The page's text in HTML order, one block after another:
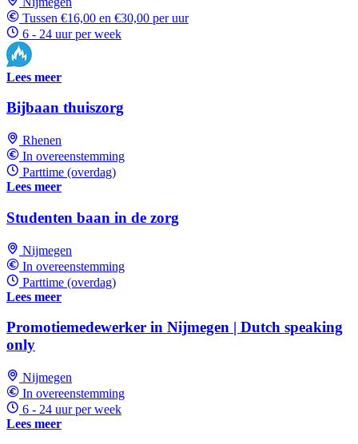
Tussen €16,00 en €30,00 per uur
6 - 24 uur per week
Lees meer
Bijbaan thuiszorg
Rhenen
In overeenstemming
Parttime (overdag)
Lees meer
Studenten baan in de zorg
Nijmegen
In overeenstemming
Parttime (overdag)
Lees meer
Promotiemedewerker in Nijmegen | Dutch speaking
only
Nijmegen
In overeenstemming
6 - 24 uur per week
Lees meer